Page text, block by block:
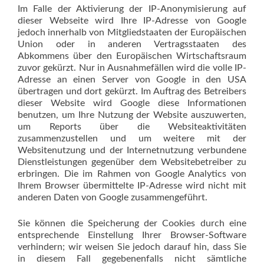
Im Falle der Aktivierung der IP-Anonymisierung auf
dieser Webseite wird Ihre IP-Adresse von Google
jedoch innerhalb von Mitgliedstaaten der Europäischen
Union oder in anderen Vertragsstaaten des
Abkommens über den Europäischen Wirtschaftsraum
zuvor gekürzt. Nur in Ausnahmefällen wird die volle IP-
Adresse an einen Server von Google in den USA
übertragen und dort gekürzt. Im Auftrag des Betreibers
dieser Website wird Google diese Informationen
benutzen, um Ihre Nutzung der Website auszuwerten,
um Reports über die Websiteaktivitäten
zusammenzustellen und um weitere mit der
Websitenutzung und der Internetnutzung verbundene
Dienstleistungen gegenüber dem Websitebetreiber zu
erbringen. Die im Rahmen von Google Analytics von
Ihrem Browser übermittelte IP-Adresse wird nicht mit
anderen Daten von Google zusammengeführt.
Sie können die Speicherung der Cookies durch eine
entsprechende Einstellung Ihrer Browser-Software
verhindern; wir weisen Sie jedoch darauf hin, dass Sie
in diesem Fall gegebenenfalls nicht sämtliche